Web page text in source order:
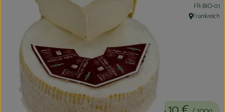
Kühltheke
Aktionen & Neues
Naturkost
Getränke
Haushaltswaren
,FR-BIO-01
, Herkunft:
Frankreich